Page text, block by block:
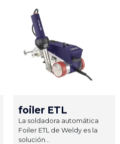
foiler ETL
La soldadora automática
Foiler ETL de Weldy es la
solución...